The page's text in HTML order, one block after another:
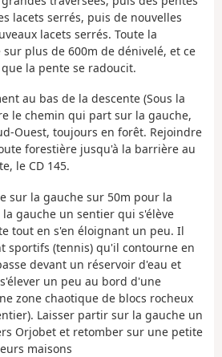
lacets serrés, puis de nouvelles
lacets serrés. Toute la
plus de 600m de dénivelé, et ce
la pente se radoucit.
au bas de la descente (Sous la
le chemin qui part sur la gauche,
Ouest, toujours en forêt. Rejoindre
forestière jusqu'à la barrière au
le CD 145.
sur la gauche sur 50m pour la
gauche un sentier qui s'élève
tout en s'en éloignant un peu. Il
sportifs (tennis) qu'il contourne en
devant un réservoir d'eau et
un peu au bord d'une
zone chaotique de blocs rocheux
Laisser partir sur la gauche un
Orjobet et retomber sur une petite
maisons